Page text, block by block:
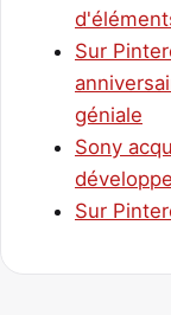
Sur
géniale
Sony
Sur